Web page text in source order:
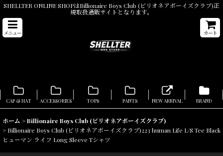
SHELLTER ONLINE SHOPはBillionaire Boys Club (ビリオネアボーイズクラブ)正
規取扱通販サイトとなります。
メニュー カート
CAP & HAT ACCESSORIES TOPS PANTS NEW ARRIVAL BRAND
ホーム >Billionaire Boys Club (ビリオネアボーイズクラブ)
> Billionaire Boys Club (ビリオネアボーイズクラブ)223 human Life L/S Tee Black
ヒューマン ライフ Long Sleeve Tシャツ